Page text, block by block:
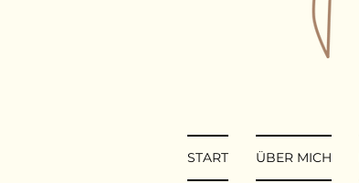
START ÜBER MICH